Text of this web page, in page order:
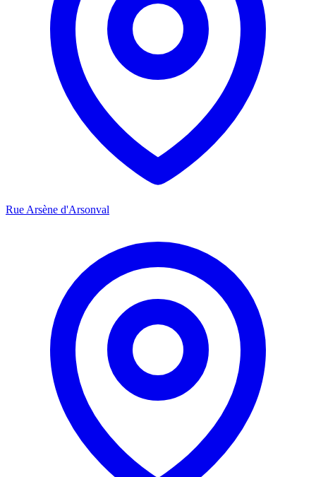
Rue Arsène d'Arsonval